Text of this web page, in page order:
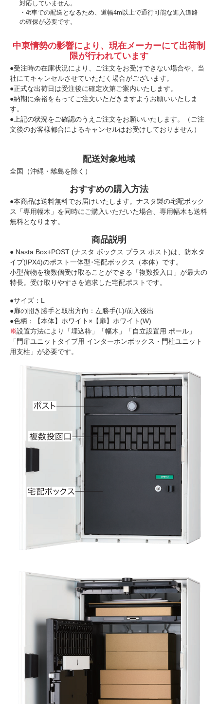
対応していません。
4t車での配送となるため、道幅4m以上で通行可能な進入道路
の確保が必要です。
中東情勢の影響により、現在メーカーにて出荷制
限が行われています
●受注時の在庫状況により、ご注文をお受けできない場合や、当
社にてキャンセルさせていただく場合がございます。
●正式な出荷日は受注後に確定次第ご案内いたします。
●納期に余裕をもってご注文いただきますようお願いいたしま
す。
●上記の状況をご確認のうえご注文をお願いいたします。（ご注
文後のお客様都合によるキャンセルはお受けしておりません）
配送対象地域
全国（沖縄・離島を除く）
おすすめの購入方法
●本商品は送料無料でお届けいたします。ナスタ製の宅配ボック
ス「専用幅木」を同時にご購入いただいた場合、専用幅木も送料
無料となります。
商品説明
● Nasta Box+POST (ナスタ ボックス プラス ポスト)は、防水タ
イプ(IPX4)のポスト一体型･宅配ボックス（本体）です。
小型荷物を複数個受け取ることができる「複数投入口」が最大の
特長。受け取りやすさを追求した宅配ポストです。
●サイズ：L
●扉の開き勝手と取出方向：左勝手(L)/前入後出
●色柄：【本体】ホワイト×【扉】ホワイト(W)
※設置方法により「埋込枠」「幅木」「自立設置用 ポール」
「門扉ユニットタイプ用 インターホンボックス・門柱ユニット
用支柱」が必要です。